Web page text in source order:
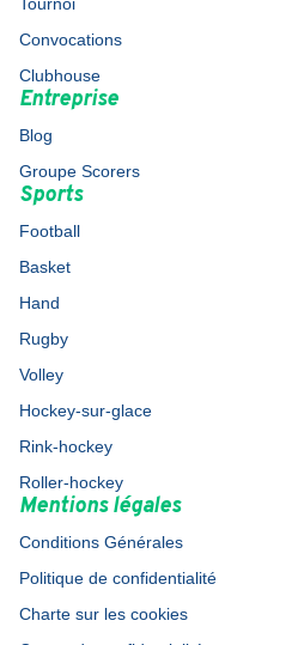
Convocations
Clubhouse
Entreprise
Blog
Groupe Scorers
Sports
Football
Basket
Hand
Rugby
Volley
Hockey-sur-glace
Rink-hockey
Roller-hockey
Mentions légales
Conditions Générales
Politique de confidentialité
Charte sur les cookies